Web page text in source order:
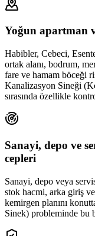
Yoğun apartman
Habibler, Cebeci,
ortak alanı, bodrum,
fare ve hamam böceği
Kanalizasyon Sineği
sırasında özellikle
Sanayi, depo ve
cepleri
Sanayi, depo veya
stok hacmi, arka giriş ve
kemirgen planını
Sinek) probleminde bu